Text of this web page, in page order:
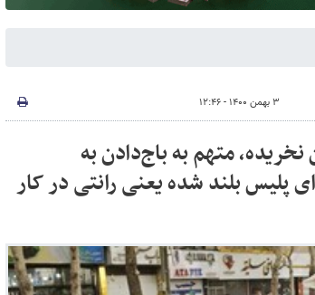
۳ بهمن ۱۴۰۰ - ۱۲:۴۶
متهم به باج‌دادن به
بلند شده یعنی رانتی در کار